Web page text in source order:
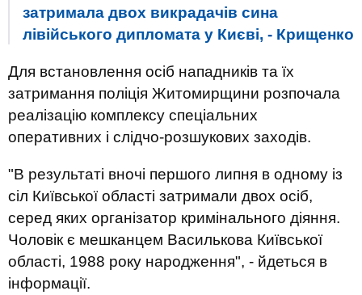
затримала двох викрадачів сина
лівійського дипломата у Києві, - Крищенко
Для встановлення осіб нападників та їх
затримання поліція Житомирщини розпочала
реалізацію комплексу спеціальних
оперативних і слідчо-розшукових заходів.
"В результаті вночі першого липня в одному із
сіл Київської області затримали двох осіб,
серед яких організатор кримінального діяння.
Чоловік є мешканцем Василькова Київської
області, 1988 року народження", - йдеться в
інформації.